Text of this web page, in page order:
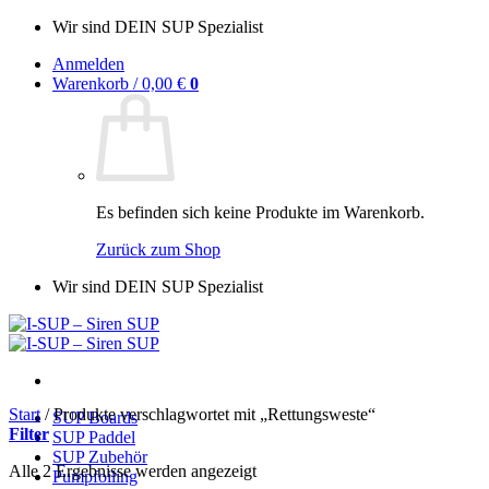
Zum
springen
Wir sind DEIN SUP Spezialist
Anmelden
Warenkorb /0,00 € 0
Es befinden sich keine Produkte im Warenkorb.
Zurück zum Shop
Wir sind DEIN SUP Spezialist
SUP Boards
SUP Paddel
SUP Zubehör
Pumpfoiling
Start /Produkte verschlagwortet mit „Rettungsweste“
Filter
Alle 2 Ergebnisse werden angezeigt